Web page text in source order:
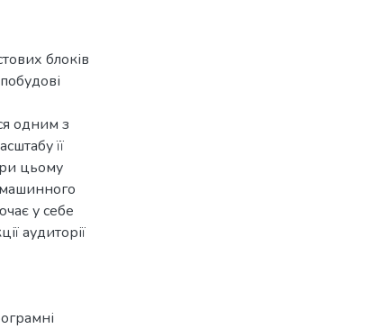
блоків
одним з
її
цьому
машинного
у себе
аудиторії